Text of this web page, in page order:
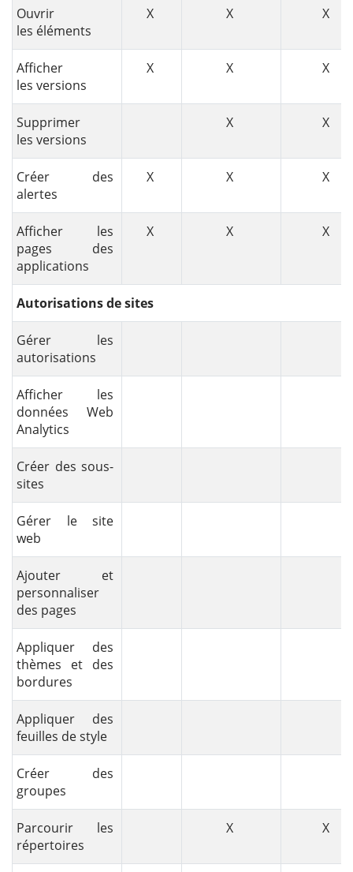
Ouvrir
les éléments
X X X
Afficher
les versions
X X X
Supprimer
les versions
X X
Créer des
alertes
X X X
Afficher les
pages des
applications
X X X
Autorisations de sites
Gérer les
autorisations
Afficher les
données Web
Analytics
Créer des sous-
sites
Gérer le site
web
Ajouter et
personnaliser
des pages
Appliquer des
thèmes et des
bordures
Appliquer des
feuilles de style
Créer des
groupes
Parcourir les
répertoires
X X